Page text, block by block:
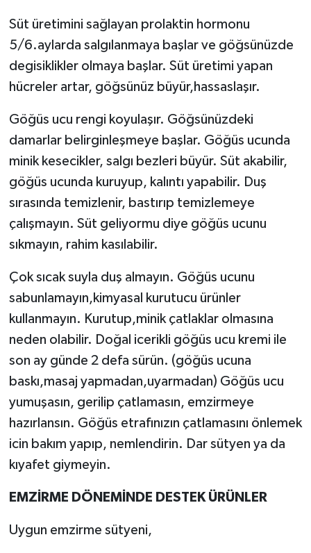
Süt üretimini sağlayan prolaktin hormonu
5/6.aylarda salgılanmaya başlar ve göğsünüzde
degisiklikler olmaya başlar. Süt üretimi yapan
hücreler artar, göğsünüz büyür,hassaslaşır.
Göğüs ucu rengi koyulaşır. Göğsünüzdeki
damarlar belirginleşmeye başlar. Göğüs ucunda
minik kesecikler, salgı bezleri büyür. Süt akabilir,
göğüs ucunda kuruyup, kalıntı yapabilir. Duş
sırasında temizlenir, bastırıp temizlemeye
çalışmayın. Süt geliyormu diye göğüs ucunu
sıkmayın, rahim kasılabilir.
Çok sıcak suyla duş almayın. Göğüs ucunu
sabunlamayın,kimyasal kurutucu ürünler
kullanmayın. Kurutup,minik çatlaklar olmasına
neden olabilir. Doğal icerikli göğüs ucu kremi ile
son ay günde 2 defa sürün. (göğüs ucuna
baskı,masaj yapmadan,uyarmadan) Göğüs ucu
yumuşasın, gerilip çatlamasın, emzirmeye
hazırlansın. Göğüs etrafınızın çatlamasını önlemek
icin bakım yapıp, nemlendirin. Dar sütyen ya da
kıyafet giymeyin.
EMZİRME DÖNEMİNDE DESTEK ÜRÜNLER
Uygun emzirme sütyeni,